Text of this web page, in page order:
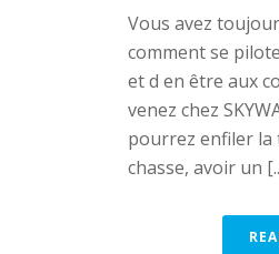
Vous avez
comment se
et d en être aux
venez chez
pourrez enfiler la
chasse, avoir un